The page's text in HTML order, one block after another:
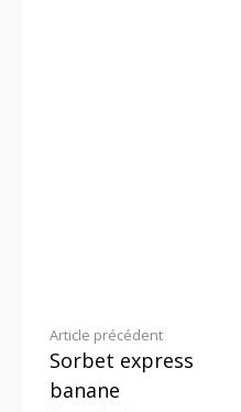
Lire
la
Article précédent
Sorbet express
banane